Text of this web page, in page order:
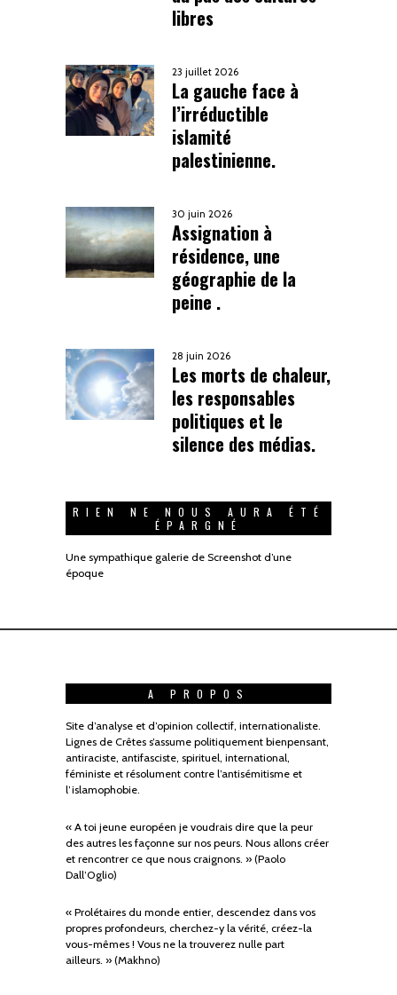
libres
23 juillet 2026
La gauche face à
l’irréductible
islamité
palestinienne.
30 juin 2026
Assignation à
résidence, une
géographie de la
peine .
28 juin 2026
Les morts de chaleur,
les responsables
politiques et le
silence des médias.
RIEN NE NOUS AURA ÉTÉ
ÉPARGNÉ
Une sympathique galerie de Screenshot d’une
époque
A PROPOS
Site d’analyse et d’opinion collectif, internationaliste.
Lignes de Crêtes s’assume politiquement bienpensant,
antiraciste, antifasciste, spirituel, international,
féministe et résolument contre l’antisémitisme et
l’islamophobie.
« A toi jeune européen je voudrais dire que la peur
des autres les façonne sur nos peurs. Nous allons créer
et rencontrer ce que nous craignons. » (Paolo
Dall’Oglio)
« Prolétaires du monde entier, descendez dans vos
propres profondeurs, cherchez-y la vérité, créez-la
vous-mêmes ! Vous ne la trouverez nulle part
ailleurs. » (Makhno)